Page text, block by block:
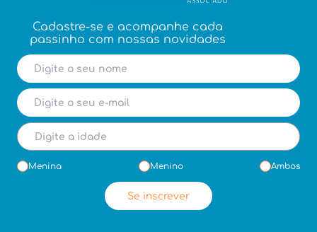
Cadastre-se e acompanhe cada
passinho com nossas novidades
Menina Menino Ambos
Se inscrever